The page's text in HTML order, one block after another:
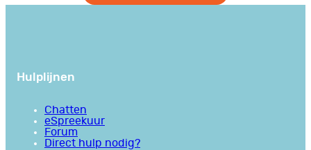
Hulplijnen
Chatten
eSpreekuur
Forum
Direct hulp nodig?